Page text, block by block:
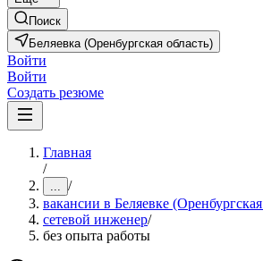
Поиск
Беляевка (Оренбургская область)
Войти
Войти
Создать резюме
Главная
/
... /
вакансии в Беляевке
сетевой инженер/
без опыта работы